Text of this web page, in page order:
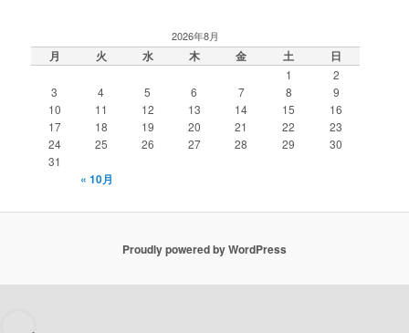
2026年8月
月 火 水 木 金 土 日
1
2
3
4 5 6 7 8
9
10
11 12 13 14 15
16
17
18 19 20 21 22
23
24
25 26 27 28 29
30
31
« 10月
Proudly powered by WordPress